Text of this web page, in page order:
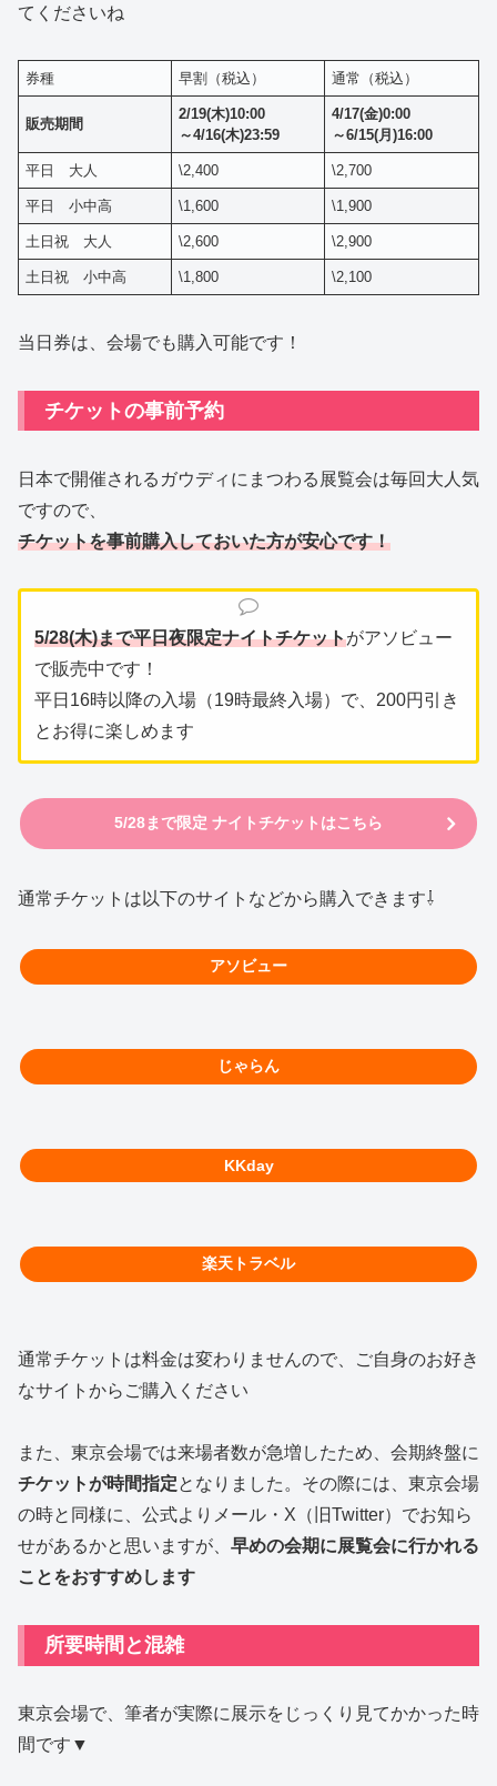
てくださいね
券種 早割（税込） 通常（税込）
販売期間
2/19(木)10:00
～4/16(木)23:59
4/17(金)0:00
～6/15(月)16:00
平日 大人 \2,400 \2,700
平日 小中高 \1,600 \1,900
土日祝 大人 \2,600 \2,900
土日祝 小中高 \1,800 \2,100
当日券は、会場でも購入可能です！
チケットの事前予約
日本で開催されるガウディにまつわる展覧会は毎回大人気
ですので、
チケットを事前購入しておいた方が安心です！
5/28(木)まで平日夜限定ナイトチケットがアソビュー
で販売中です！
平日16時以降の入場（19時最終入場）で、200円引き
とお得に楽しめます
5/28まで限定 ナイトチケットはこちら
通常チケットは以下のサイトなどから購入できます⇩
アソビュー
じゃらん
KKday
楽天トラベル
通常チケットは料金は変わりませんので、ご自身のお好き
なサイトからご購入ください
また、東京会場では来場者数が急増したため、会期終盤に
チケットが時間指定となりました。その際には、東京会場
の時と同様に、公式よりメール・X（旧Twitter）でお知ら
せがあるかと思いますが、 早めの会期に展覧会に行かれる
ことをおすすめします
所要時間と混雑
東京会場で、筆者が実際に展示をじっくり見てかかった時
間です▼